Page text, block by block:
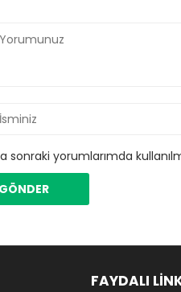
sonraki yorumlarımda
FAYDALI